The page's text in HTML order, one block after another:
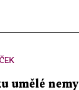
umělé